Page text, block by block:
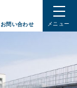
メニュー
お問い合わせ